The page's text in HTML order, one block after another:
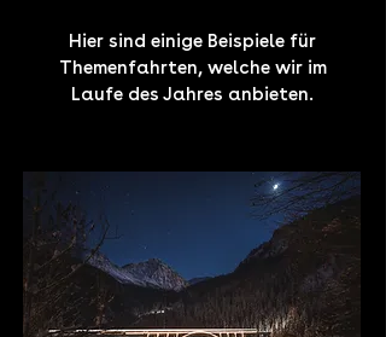
Hier sind einige Beispiele für
Themenfahrten, welche wir im
Laufe des Jahres anbieten.